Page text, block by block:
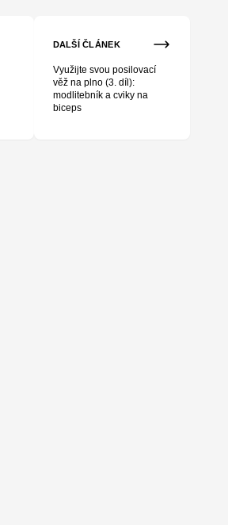
DALŠÍ ČLÁNEK
Využijte svou posilovací
věž na plno (3. díl):
modlitebník a cviky na
biceps